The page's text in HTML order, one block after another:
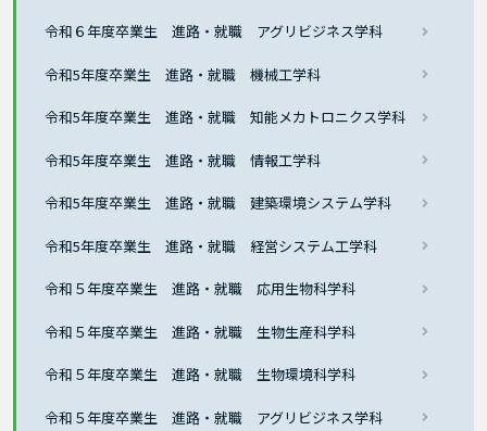
令和６年度卒業生 進路・就職 アグリビジネス学科
令和5年度卒業生 進路・就職 機械工学科
令和5年度卒業生 進路・就職 知能メカトロニクス学科
令和5年度卒業生 進路・就職 情報工学科
令和5年度卒業生 進路・就職 建築環境システム学科
令和5年度卒業生 進路・就職 経営システム工学科
令和５年度卒業生 進路・就職 応用生物科学科
令和５年度卒業生 進路・就職 生物生産科学科
令和５年度卒業生 進路・就職 生物環境科学科
令和５年度卒業生 進路・就職 アグリビジネス学科